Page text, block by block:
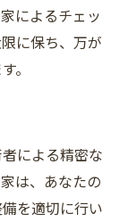
によるチェッ
に保ち、万が
。
による精密な
は、あなたの
を適切に行い